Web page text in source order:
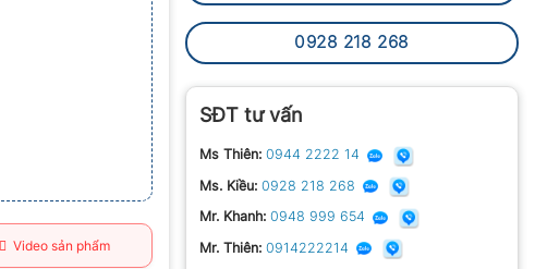
0928 218 268
SĐT tư vấn
Ms Thiên: 0944 2222 14
Ms. Kiều: 0928 218 268
Mr. Khanh: 0948 999 654
Mr. Thiên: 0914222214
Video sản phẩm